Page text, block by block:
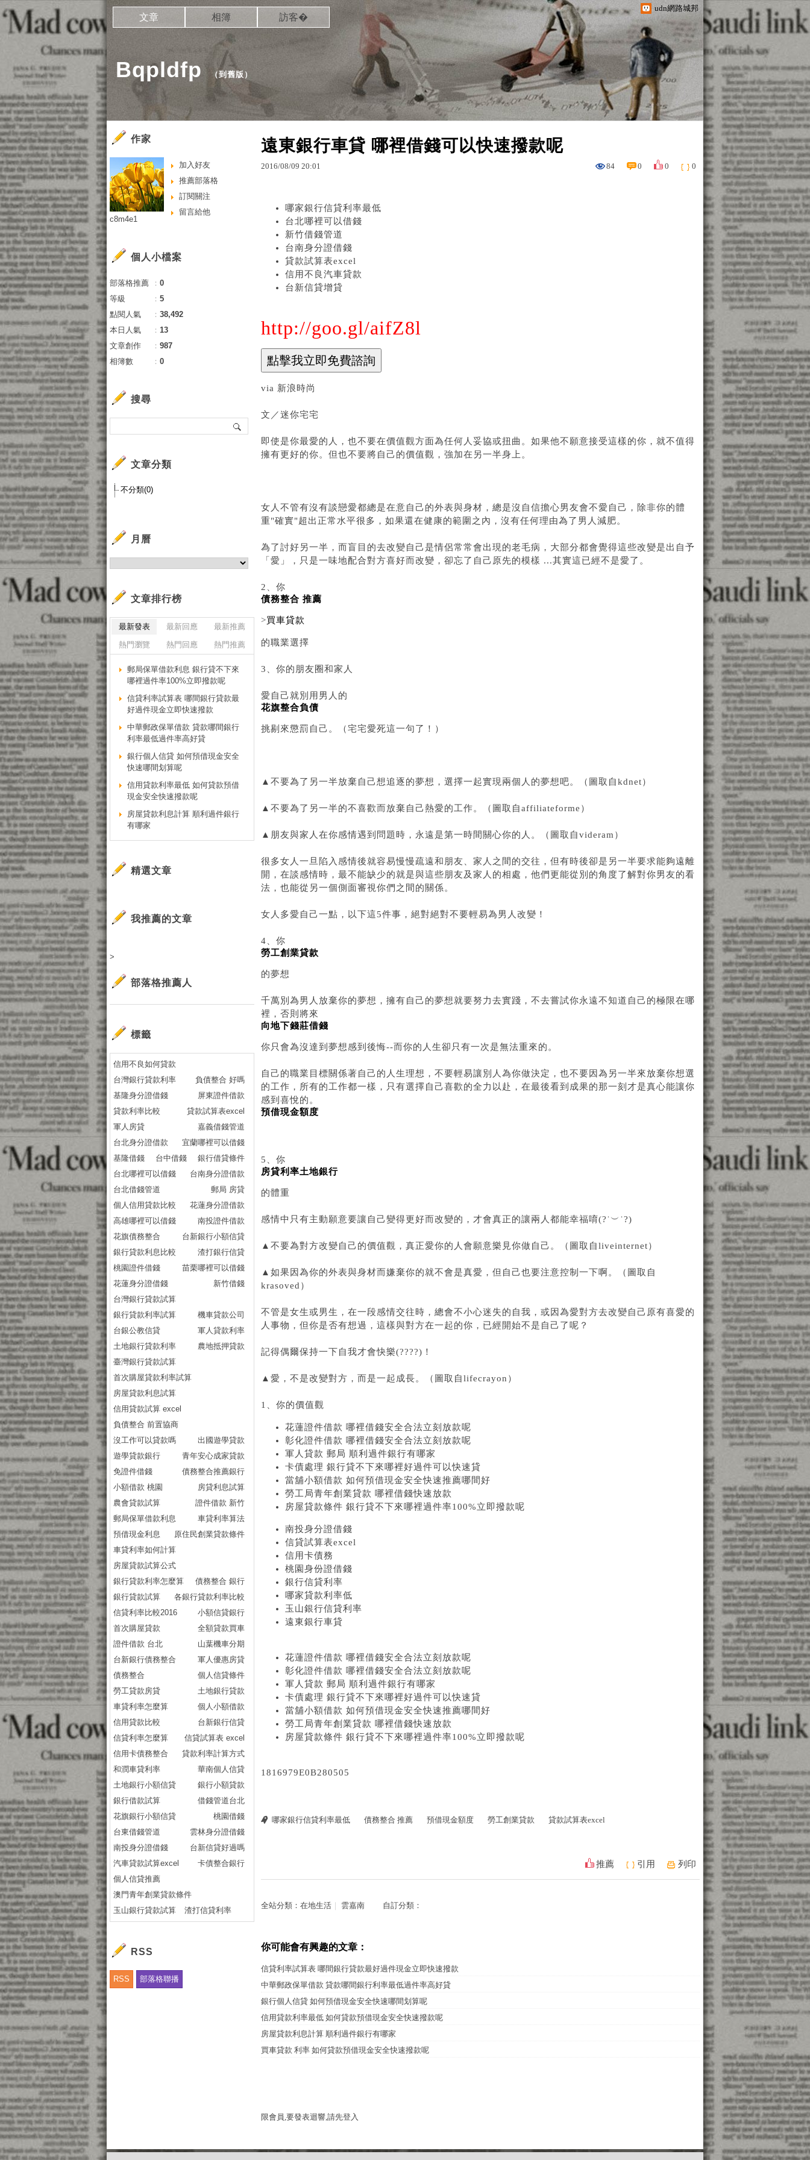
udn網路城邦
Bqpldfp （到舊版 ）
文章 相簿 訪客�
遠東銀行車貸 哪裡借錢可以快速撥款呢
2016/08/09 20:01 84 0 0 0
哪家銀行信貸利率最低
台北哪裡可以借錢
新竹借錢管道
台南身分證借錢
貸款試算表excel
信用不良汽車貸款
台新信貸增貸
http://goo.gl/aifZ8l
via 新浪時尚
文／迷你宅宅
即使是你最愛的人，也不要在價值觀方面為任何人妥協或扭曲。如果他不願意接受這樣的你，就不值得
擁有更好的你。但也不要將自己的價值觀，強加在另一半身上。
女人不管有沒有談戀愛都總是在意自己的外表與身材，總是沒自信擔心男友會不愛自己，除非你的體
重"確實"超出正常水平很多，如果還在健康的範圍之內，沒有任何理由為了男人減肥。
為了討好另一半，而盲目的去改變自己是情侶常常會出現的老毛病，大部分都會覺得這些改變是出自予
「愛」，只是一味地配合對方喜好而改變，卻忘了自己原先的模樣 ...其實這已經不是愛了。
2、你
債務整合 推薦
>買車貸款
的職業選擇
3、你的朋友圈和家人
愛自己就別用男人的
花旗整合負債
挑剔來懲罰自己。（宅宅愛死這一句了！）
▲不要為了另一半放棄自己想追逐的夢想，選擇一起實現兩個人的夢想吧。（圖取自kdnet）
▲不要為了另一半的不喜歡而放棄自己熱愛的工作。（圖取自affiliateforme）
▲朋友與家人在你感情遇到問題時，永遠是第一時間關心你的人。（圖取自videram）
很多女人一旦陷入感情後就容易慢慢疏遠和朋友、家人之間的交往，但有時後卻是另一半要求能夠遠離
開，在談感情時，最不能缺少的就是與這些朋友及家人的相處，他們更能從別的角度了解對你男友的看
法，也能從另一個側面審視你們之間的關係。
女人多愛自己一點，以下這5件事，絕對絕對不要輕易為男人改變！
4、你
勞工創業貸款
的夢想
千萬別為男人放棄你的夢想，擁有自己的夢想就要努力去實踐，不去嘗試你永遠不知道自己的極限在哪
裡，否則將來
向地下錢莊借錢
你只會為沒達到夢想感到後悔--而你的人生卻只有一次是無法重來的。
自己的職業目標關係著自己的人生理想，不要輕易讓別人為你做決定，也不要因為另一半來放棄你想選
的工作，所有的工作都一樣，只有選擇自己喜歡的全力以赴，在最後看到成果的那一刻才是真心能讓你
感到喜悅的。
預借現金額度
5、你
房貸利率土地銀行
的體重
感情中只有主動願意要讓自己變得更好而改變的，才會真正的讓兩人都能幸福唷(?˙︶˙?)
▲不要為對方改變自己的價值觀，真正愛你的人會願意樂見你做自己。（圖取自liveinternet）
▲如果因為你的外表與身材而嫌棄你的就不會是真愛，但自己也要注意控制一下啊。（圖取自
krasoved）
不管是女生或男生，在一段感情交往時，總會不小心迷失的自我，或因為愛對方去改變自己原有喜愛的
人事物，但你是否有想過，這樣與對方在一起的你，已經開始不是自己了呢？
記得偶爾保持一下自我才會快樂(????)！
▲愛，不是改變對方，而是一起成長。（圖取自lifecrayon）
1、你的價值觀
花蓮證件借款 哪裡借錢安全合法立刻放款呢
彰化證件借款 哪裡借錢安全合法立刻放款呢
軍人貸款 郵局 順利過件銀行有哪家
卡債處理 銀行貸不下來哪裡好過件可以快速貸
當舖小額借款 如何預借現金安全快速推薦哪間好
勞工局青年創業貸款 哪裡借錢快速放款
房屋貸款條件 銀行貸不下來哪裡過件率100%立即撥款呢
南投身分證借錢
信貸試算表excel
信用卡債務
桃園身份證借錢
銀行信貸利率
哪家貸款利率低
玉山銀行信貸利率
遠東銀行車貸
花蓮證件借款 哪裡借錢安全合法立刻放款呢
彰化證件借款 哪裡借錢安全合法立刻放款呢
軍人貸款 郵局 順利過件銀行有哪家
卡債處理 銀行貸不下來哪裡好過件可以快速貸
當舖小額借款 如何預借現金安全快速推薦哪間好
勞工局青年創業貸款 哪裡借錢快速放款
房屋貸款條件 銀行貸不下來哪裡過件率100%立即撥款呢
1816979E0B280505
哪家銀行信貸利率最低 債務整合 推薦 預借現金額度 勞工創業貸款 貸款試算表excel
推薦 引用 列印
全站分類： 在地生活 雲嘉南 自訂分類：
你可能會有興趣的文章：
信貸利率試算表 哪間銀行貸款最好過件現金立即快速撥款
中華郵政保單借款 貸款哪間銀行利率最低過件率高好貸
銀行個人信貸 如何預借現金安全快速哪間划算呢
信用貸款利率最低 如何貸款預借現金安全快速撥款呢
房屋貸款利息計算 順利過件銀行有哪家
買車貸款 利率 如何貸款預借現金安全快速撥款呢
限會員,要發表迴響,請先登入
作家
加入好友
推薦部落格
訂閱關注
留言給他
c8m4e1
個人小檔案
部落格推薦 ： 0
等級
： 5
點閱人氣
： 38,492
本日人氣
： 13
文章創作
： 987
相簿數
： 0
搜尋
文章分類
不分類(0)
月曆
文章排行榜
最新發表 最新回應
最新推薦
熱門瀏覽
熱門回應 熱門推薦
郵局保單借款利息 銀行貸不下來
哪裡過件率100%立即撥款呢
信貸利率試算表 哪間銀行貸款最
好過件現金立即快速撥款
中華郵政保單借款 貸款哪間銀行
利率最低過件率高好貸
銀行個人信貸 如何預借現金安全
快速哪間划算呢
信用貸款利率最低 如何貸款預借
現金安全快速撥款呢
房屋貸款利息計算 順利過件銀行
有哪家
精選文章
我推薦的文章
>
部落格推薦人
標籤
信用不良如何貸款
台灣銀行貸款利率
負債整合 好嗎
基隆身分證借錢
屏東證件借款
貸款利率比較
貸款試算表excel
軍人房貸
嘉義借錢管道
台北身分證借款
宜蘭哪裡可以借錢
基隆借錢
台中借錢
銀行借貸條件
台北哪裡可以借錢
台南身分證借款
台北借錢管道
郵局 房貸
個人信用貸款比較
花蓮身分證借款
高雄哪裡可以借錢
南投證件借款
花旗債務整合
台新銀行小額信貸
銀行貸款利息比較
渣打銀行信貸
桃園證件借錢
苗栗哪裡可以借錢
花蓮身分證借錢
新竹借錢
台灣銀行貸款試算
銀行貸款利率試算
機車貸款公司
台銀公教信貸
軍人貸款利率
土地銀行貸款利率
農地抵押貸款
臺灣銀行貸款試算
首次購屋貸款利率試算
房屋貸款利息試算
信用貸款試算 excel
負債整合 前置協商
沒工作可以貸款嗎
出國遊學貸款
遊學貸款銀行
青年安心成家貸款
免證件借錢
債務整合推薦銀行
小額借款 桃園
房貸利息試算
農會貸款試算
證件借款 新竹
郵局保單借款利息
車貸利率算法
預借現金利息
原住民創業貸款條件
車貸利率如何計算
房屋貸款試算公式
銀行貸款利率怎麼算
債務整合 銀行
銀行貸款試算
各銀行貸款利率比較
信貸利率比較2016
小額信貸銀行
首次購屋貸款
全額貸款買車
證件借款 台北
山葉機車分期
台新銀行債務整合
軍人優惠房貸
債務整合
個人信貸條件
勞工貸款房貸
土地銀行貸款
車貸利率怎麼算
個人小額借款
信用貸款比較
台新銀行信貸
信貸利率怎麼算
信貸試算表 excel
信用卡債務整合
貸款利率計算方式
和潤車貸利率
華南個人信貸
土地銀行小額信貸
銀行小額貸款
銀行借款試算
借錢管道台北
花旗銀行小額信貸
桃園借錢
台東借錢管道
雲林身分證借錢
南投身分證借錢
台新信貸好過嗎
汽車貸款試算excel
卡債整合銀行
個人信貸推薦
澳門青年創業貸款條件
玉山銀行貸款試算
渣打信貸利率
RSS
RSS 部落格聯播